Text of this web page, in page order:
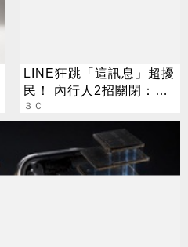
LINE狂跳「這訊息」超擾
民！ 內行人2招關閉：不
用刪好友
３Ｃ